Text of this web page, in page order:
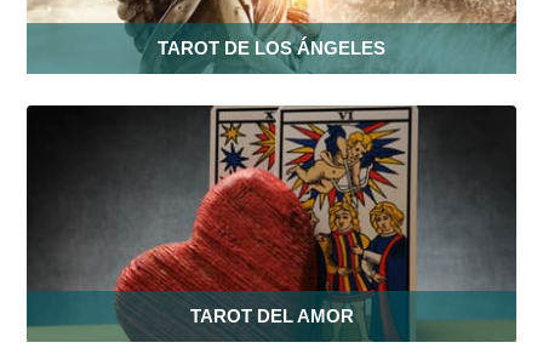
TAROT DE LOS ÁNGELES
TAROT DEL AMOR